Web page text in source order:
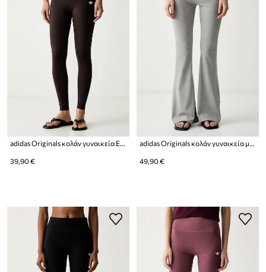
adidas Originals κολάν γυναικεία Essentials
39,90 €
adidas Originals κολάν γυναικεία με βισκόζη Essentials
49,90 €